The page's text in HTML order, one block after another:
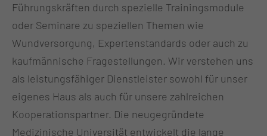
Führungskräften durch spezielle Trainingsmodule
oder Seminare zu speziellen Themen wie
Wundversorgung, Expertenstandards oder auch zu
kaufmännische Fragestellungen. Wir verstehen uns
als leistungsfähiger Dienstleister sowohl für unser
eigenes Haus als auch für unsere zahlreichen
Kooperationspartner. Die neugegründete
Medizinische Universität entwickelt die lange